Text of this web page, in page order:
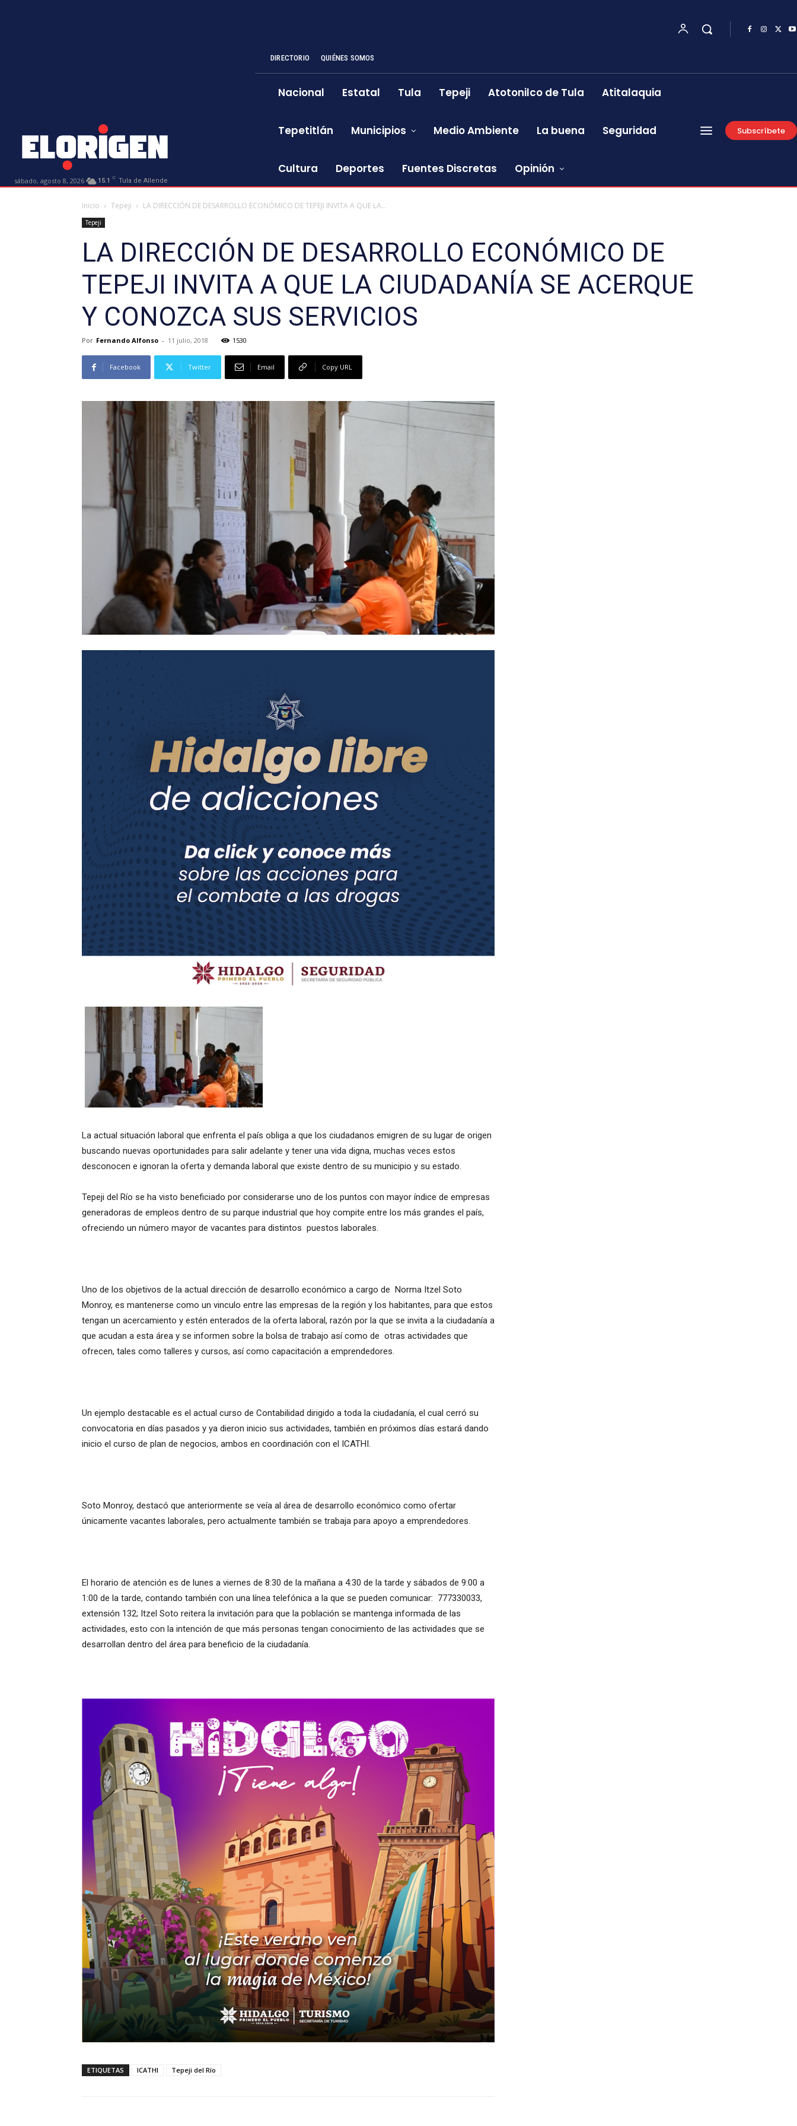
sábado, agosto 8, 2026 15.1 C Tula de Allende
DIRECTORIO QUIÉNES SOMOS
Nacional Estatal Tula Tepeji Atotonilco de Tula Atitalaquia
Tepetitlán Municipios Medio Ambiente La buena Seguridad
Cultura Deportes Fuentes Discretas Opinión
Subscríbete
Inicio Tepeji LA DIRECCIÓN DE DESARROLLO ECONÓMICO DE TEPEJI INVITA A QUE LA...
Tepeji
LA DIRECCIÓN DE DESARROLLO ECONÓMICO DE
TEPEJI INVITA A QUE LA CIUDADANÍA SE ACERQUE
Y CONOZCA SUS SERVICIOS
Por Fernando Alfonso - 11 julio, 2018 1530
Facebook Twitter Email Copy URL
La actual situación laboral que enfrenta el país obliga a que los ciudadanos emigren de su lugar de origen
buscando nuevas oportunidades para salir adelante y tener una vida digna, muchas veces estos
desconocen e ignoran la oferta y demanda laboral que existe dentro de su municipio y su estado.
Tepeji del Río se ha visto beneficiado por considerarse uno de los puntos con mayor índice de empresas
generadoras de empleos dentro de su parque industrial que hoy compite entre los más grandes el país,
ofreciendo un número mayor de vacantes para distintos puestos laborales.
Uno de los objetivos de la actual dirección de desarrollo económico a cargo de Norma Itzel Soto
Monroy, es mantenerse como un vinculo entre las empresas de la región y los habitantes, para que estos
tengan un acercamiento y estén enterados de la oferta laboral, razón por la que se invita a la ciudadanía a
que acudan a esta área y se informen sobre la bolsa de trabajo así como de otras actividades que
ofrecen, tales como talleres y cursos, así como capacitación a emprendedores.
Un ejemplo destacable es el actual curso de Contabilidad dirigido a toda la ciudadanía, el cual cerró su
convocatoria en días pasados y ya dieron inicio sus actividades, también en próximos días estará dando
inicio el curso de plan de negocios, ambos en coordinación con el ICATHI.
Soto Monroy, destacó que anteriormente se veía al área de desarrollo económico como ofertar
únicamente vacantes laborales, pero actualmente también se trabaja para apoyo a emprendedores.
El horario de atención es de lunes a viernes de 8:30 de la mañana a 4:30 de la tarde y sábados de 9:00 a
1:00 de la tarde, contando también con una línea telefónica a la que se pueden comunicar: 777330033,
extensión 132; Itzel Soto reitera la invitación para que la población se mantenga informada de las
actividades, esto con la intención de que más personas tengan conocimiento de las actividades que se
desarrollan dentro del área para beneficio de la ciudadanía.
ETIQUETAS ICATHI Tepeji del Río